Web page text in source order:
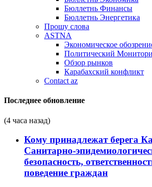
Бюллетнь Финансы
Бюллетнь Энергетика
Прошу слова
ASTNA
Экономическое
Политический
Обзор рынков
Карабахский конфликт
Contact az
Последнее обновление
(4 часа назад)
Кому принадлежат берега
Санитарно-
безопасность,
поведение граждан